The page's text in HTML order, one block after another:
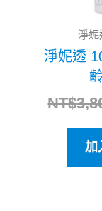
淨妮
淨妮透
NT$
加